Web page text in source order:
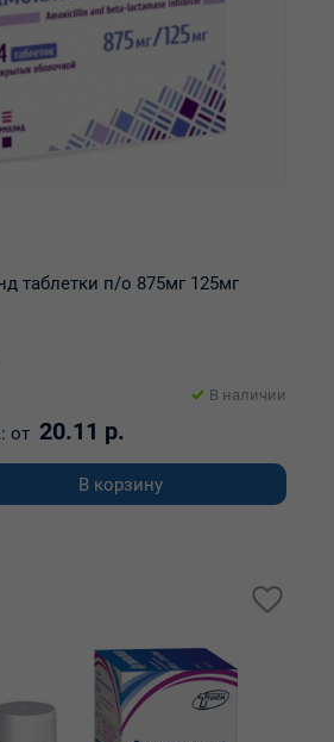
таблетки п/о 875мг 125мг
В наличии
от 20.11 р.
В корзину